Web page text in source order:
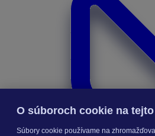
O súboroch cookie na
Súbory cookie používame na